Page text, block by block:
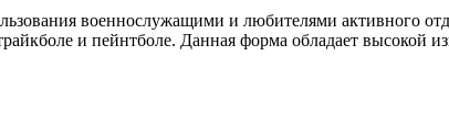
военнослужащими и любителями активного
и пейнтболе. Данная форма обладает высокой